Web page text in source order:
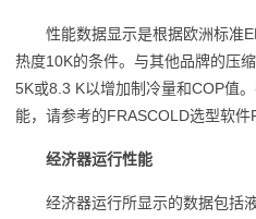
性能数据显示是根据欧洲标准
热度10K的条件。与其他品牌的压
5K或8.3 K以增加制冷量和COP值
能，请参考的FRASCOLD选型软件
经济器运行性能
经济器运行所显示的数据包括